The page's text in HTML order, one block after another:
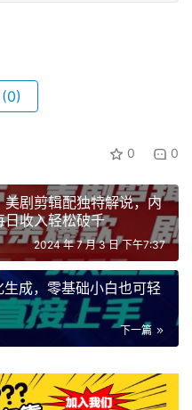
(0)
0 0
剧剪辑配独特解说，内
日收入轻松破千
2024 年 7 月 3 日 下午7:37
成，零基础小白也可轻
下一篇